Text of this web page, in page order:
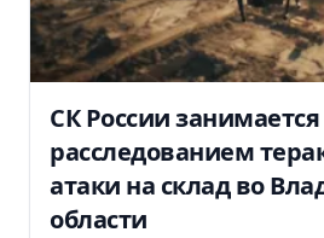
СК России занимается
расследованием
атаки на склад во
области